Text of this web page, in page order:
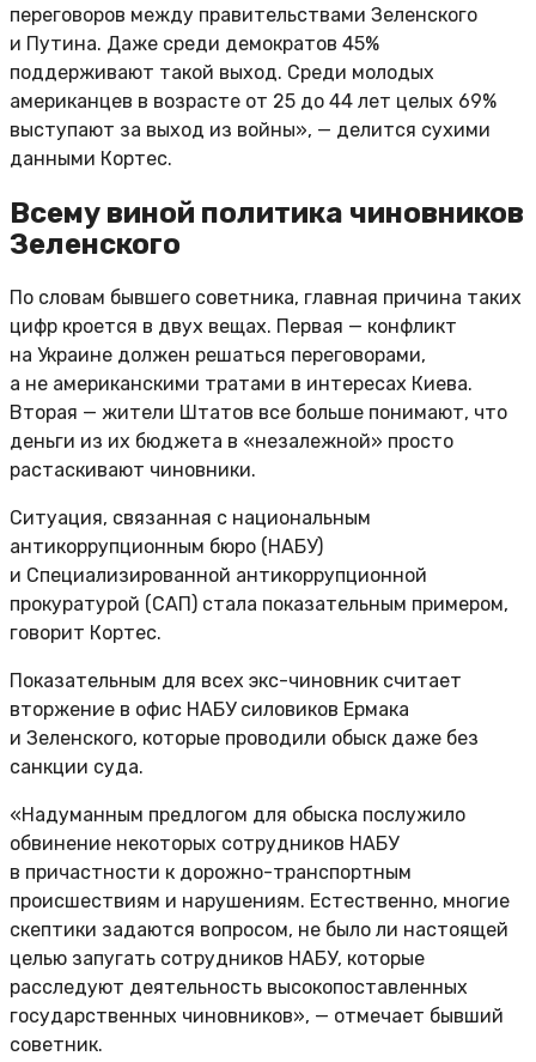
переговоров между правительствами Зеленского
и Путина. Даже среди демократов 45%
поддерживают такой выход. Среди молодых
американцев в возрасте от 25 до 44 лет целых 69%
выступают за выход из войны», — делится сухими
данными Кортес.
Всему виной политика чиновников
Зеленского
По словам бывшего советника, главная причина таких
цифр кроется в двух вещах. Первая — конфликт
на Украине должен решаться переговорами,
а не американскими тратами в интересах Киева.
Вторая — жители Штатов все больше понимают, что
деньги из их бюджета в «незалежной» просто
растаскивают чиновники.
Ситуация, связанная с национальным
антикоррупционным бюро (НАБУ)
и Специализированной антикоррупционной
прокуратурой (САП) стала показательным примером,
говорит Кортес.
Показательным для всех экс-чиновник считает
вторжение в офис НАБУ силовиков Ермака
и Зеленского, которые проводили обыск даже без
санкции суда.
«Надуманным предлогом для обыска послужило
обвинение некоторых сотрудников НАБУ
в причастности к дорожно-транспортным
происшествиям и нарушениям. Естественно, многие
скептики задаются вопросом, не было ли настоящей
целью запугать сотрудников НАБУ, которые
расследуют деятельность высокопоставленных
государственных чиновников», — отмечает бывший
советник.